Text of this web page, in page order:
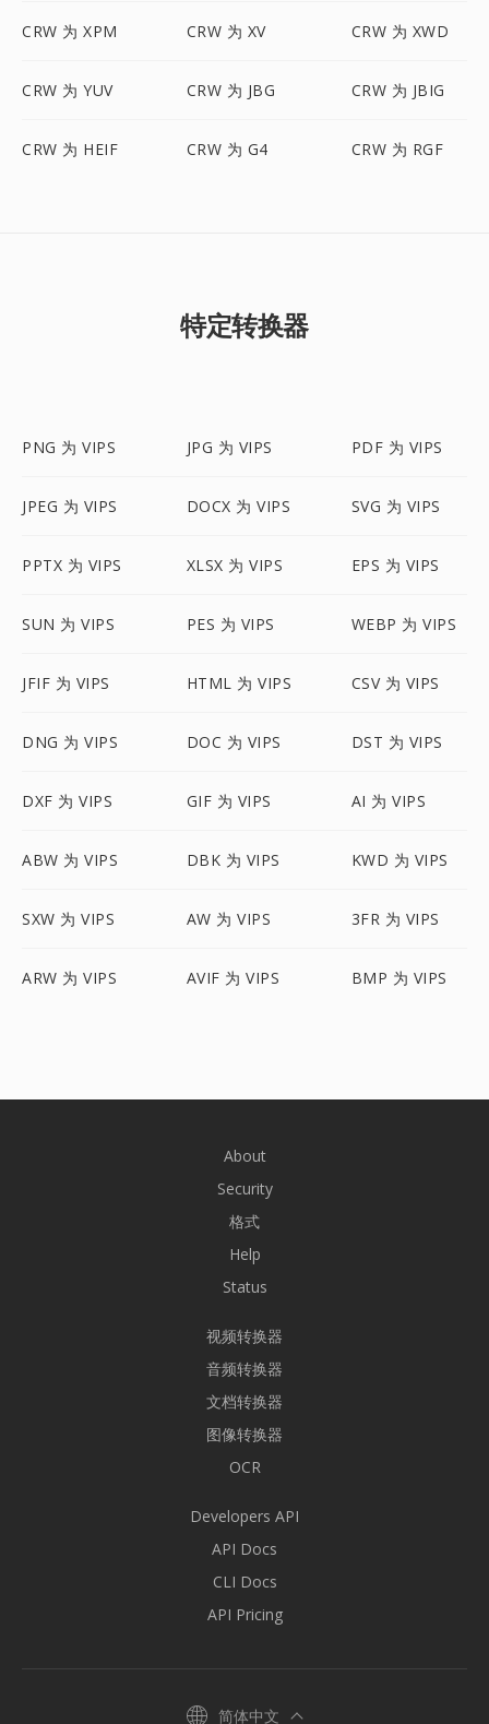
CRW 为 XPM CRW 为 XV CRW 为 XWD
CRW 为 YUV CRW 为 JBG CRW 为 JBIG
CRW 为 HEIF CRW 为 G4 CRW 为 RGF
特定转换器
PNG 为 VIPS JPG 为 VIPS PDF 为 VIPS
JPEG 为 VIPS DOCX 为 VIPS SVG 为 VIPS
PPTX 为 VIPS XLSX 为 VIPS EPS 为 VIPS
SUN 为 VIPS PES 为 VIPS WEBP 为 VIPS
JFIF 为 VIPS HTML 为 VIPS CSV 为 VIPS
DNG 为 VIPS DOC 为 VIPS DST 为 VIPS
DXF 为 VIPS GIF 为 VIPS AI 为 VIPS
ABW 为 VIPS DBK 为 VIPS KWD 为 VIPS
SXW 为 VIPS AW 为 VIPS 3FR 为 VIPS
ARW 为 VIPS AVIF 为 VIPS BMP 为 VIPS
About
Security
格式
Help
Status
视频转换器
音频转换器
文档转换器
图像转换器
OCR
Developers API
API Docs
CLI Docs
API Pricing
简体中文